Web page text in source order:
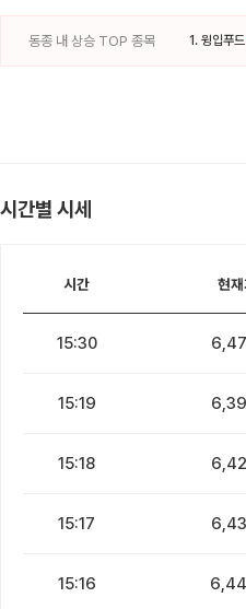
동종 내 상승 TOP 종목 1. 윙입푸드